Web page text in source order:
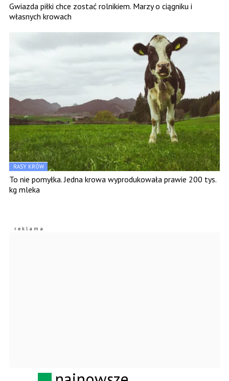
Gwiazda piłki chce zostać rolnikiem. Marzy o ciągniku i
własnych krowach
RASY KRÓW
To nie pomyłka. Jedna krowa wyprodukowała prawie 200 tys.
kg mleka